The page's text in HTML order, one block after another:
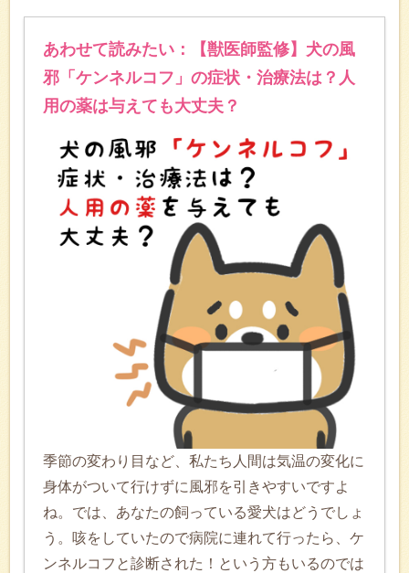
あわせて読みたい：【獣医師監修】犬の風
邪「ケンネルコフ」の症状・治療法は？人
用の薬は与えても大丈夫？
季節の変わり目など、私たち人間は気温の変化に
身体がついて行けずに風邪を引きやすいですよ
ね。では、あなたの飼っている愛犬はどうでしょ
う。咳をしていたので病院に連れて行ったら、ケ
ンネルコフと診断された！という方もいるのでは